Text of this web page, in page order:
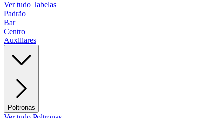
Ver tudo Tabelas
Padrão
Bar
Centro
Auxiliares
Poltronas